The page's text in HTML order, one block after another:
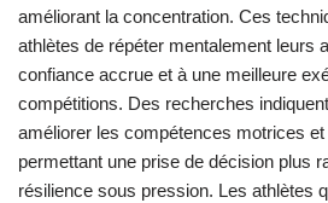
améliorant la concentration. Ces
athlètes de répéter mentalement leurs
confiance accrue et à une meilleure
compétitions. Des recherches
améliorer les compétences motrices
permettant une prise de décision plus
résilience sous pression. Les athlètes